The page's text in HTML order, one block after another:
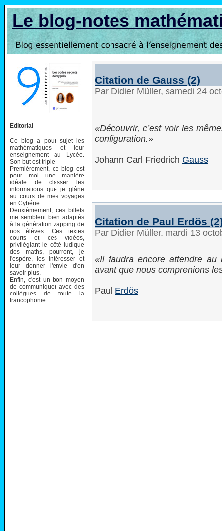
Le blog-notes
Editorial
Ce blog a pour sujet les
mathématiques et leur
enseignement au Lycée.
Son but est triple.
Premièrement, ce blog est
pour moi une manière
idéale de classer les
informations que je glâne
au cours de mes voyages
en Cybérie.
Deuxièmement, ces billets
me semblent bien adaptés
à la génération zapping de
nos élèves. Ces textes
courts et ces vidéos,
privilégiant le côté ludique
des maths, pourront, je
l'espère, les intéresser et
leur donner l'envie d'en
savoir plus.
Enfin, c'est un bon moyen
de communiquer avec des
collègues de toute la
francophonie.
Citation de Gauss (2)
Par Didier Müller, samedi 24
Découvrir, c’est voir les
configuration.
Johann Carl Friedrich Gauss
Citation de Paul Erdös
Par Didier Müller, mardi 13
Il faudra encore attendre au
avant que nous comprenions
Paul Erdös